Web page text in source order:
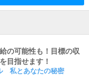
の可能性も！目標の収
目指せます！
私とあなたの秘密